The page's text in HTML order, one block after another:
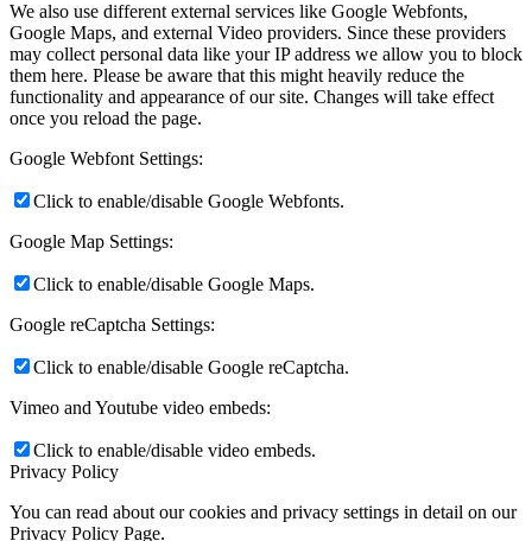
We also use different external services like Google Webfonts,
Google Maps, and external Video providers. Since these providers
may collect personal data like your IP address we allow you to block
them here. Please be aware that this might heavily reduce the
functionality and appearance of our site. Changes will take effect
once you reload the page.
Google Webfont Settings:
Click to enable/disable Google Webfonts.
Google Map Settings:
Click to enable/disable Google Maps.
Google reCaptcha Settings:
Click to enable/disable Google reCaptcha.
Vimeo and Youtube video embeds:
Click to enable/disable video embeds.
Privacy Policy
You can read about our cookies and privacy settings in detail on our
Privacy Policy Page.